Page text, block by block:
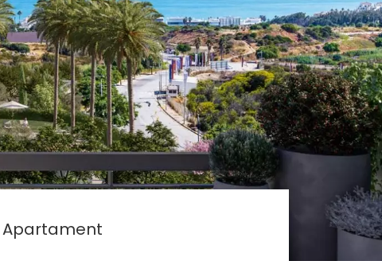
Apartament